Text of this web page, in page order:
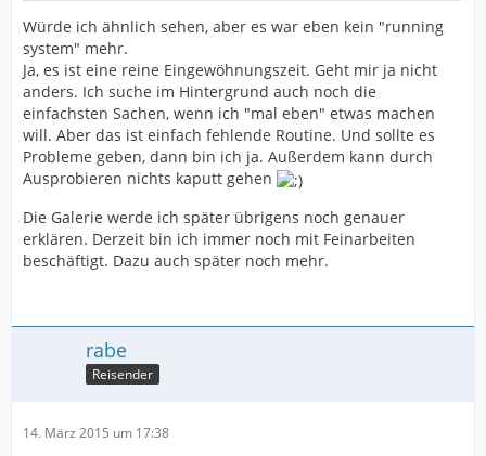
Würde ich ähnlich sehen, aber es war eben kein "running
system" mehr.
Ja, es ist eine reine Eingewöhnungszeit. Geht mir ja nicht
anders. Ich suche im Hintergrund auch noch die
einfachsten Sachen, wenn ich "mal eben" etwas machen
will. Aber das ist einfach fehlende Routine. Und sollte es
Probleme geben, dann bin ich ja. Außerdem kann durch
Ausprobieren nichts kaputt gehen
Die Galerie werde ich später übrigens noch genauer
erklären. Derzeit bin ich immer noch mit Feinarbeiten
beschäftigt. Dazu auch später noch mehr.
rabe
Reisender
14. März 2015 um 17:38